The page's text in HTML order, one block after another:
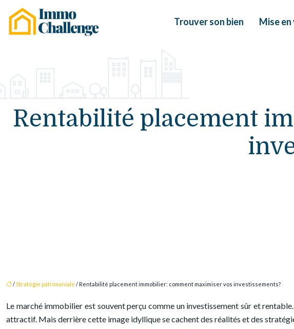
Trouver son bien Mise
Rentabilité placement
/Stratégie patrimoniale / Rentabilité placement immobilier: comment maximiser vos investissements?
Le marché immobilier est souvent perçu comme un investissement sûr et
attractif. Mais derrière cette image idyllique se cachent des réalités et des